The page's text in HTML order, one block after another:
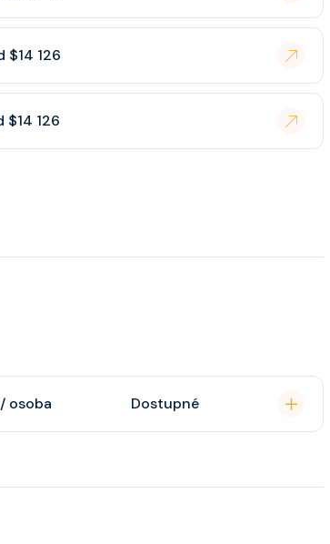
$14 126
$14 126
osoba Dostupné